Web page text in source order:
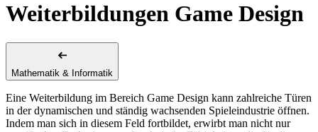
Weiterbildungen Game Design
Mathematik & Informatik
Eine Weiterbildung im Bereich Game Design kann zahlreiche Türen
in der dynamischen und ständig wachsenden Spieleindustrie öffnen.
Indem man sich in diesem Feld fortbildet, erwirbt man nicht nur